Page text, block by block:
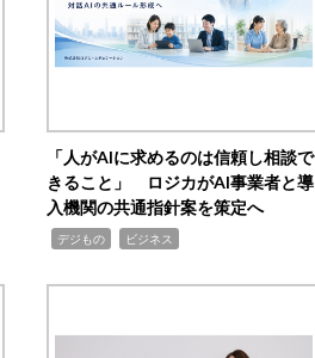
「人がAIに求めるのは信頼し相談で
きること」 ロジカがAI事業者と導
入機関の共通指針案を策定へ
デジもの ビジネス